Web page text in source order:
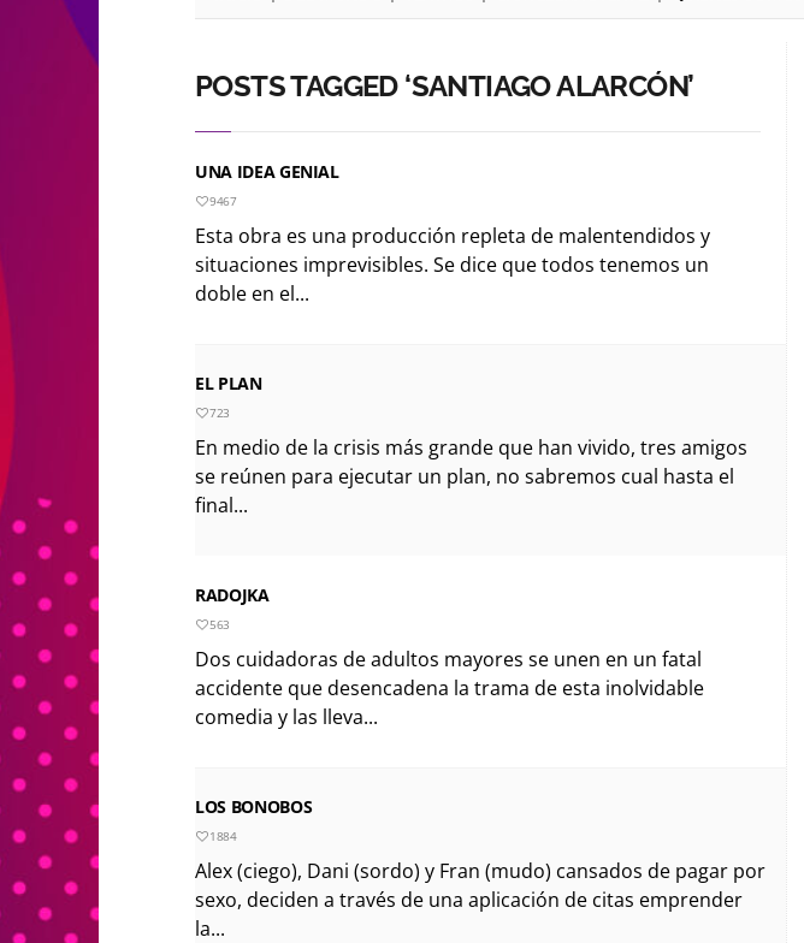
POSTS TAGGED ‘SANTIAGO ALARCÓN’
UNA IDEA GENIAL
9467
Esta obra es una producción repleta de malentendidos y
situaciones imprevisibles. Se dice que todos tenemos un
doble en el...
EL PLAN
723
En medio de la crisis más grande que han vivido, tres amigos
se reúnen para ejecutar un plan, no sabremos cual hasta el
final...
RADOJKA
563
Dos cuidadoras de adultos mayores se unen en un fatal
accidente que desencadena la trama de esta inolvidable
comedia y las lleva...
LOS BONOBOS
1884
Alex (ciego), Dani (sordo) y Fran (mudo) cansados de pagar por
sexo, deciden a través de una aplicación de citas emprender
la...